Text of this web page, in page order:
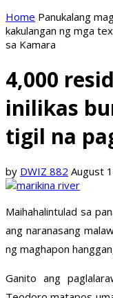
Home Panukalang
kakulangan ng mga
sa Kamara
4,000
inilikas
tigil na
by DWIZ 882 August
Maihahalintulad sa
ang naranasang
ng maghapon
Ganito ang